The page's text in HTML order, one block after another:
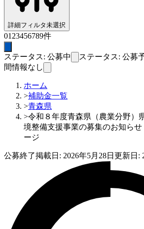
詳細フィルタ未選択
01 23456789件
ステータス: 公募中 ステータス: 公募
間情報なし
ホーム
>補助金一覧
>青森県
>令和８年度青森県（農業分野）
境整備支援事業の募集のお知ら
ージ
公募終了掲載日: 2026年5月28日 更新日: